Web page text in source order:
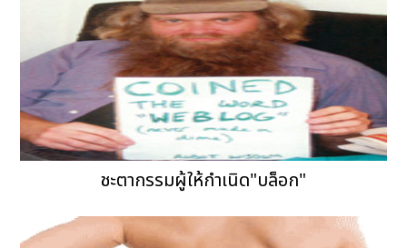
ชะตากรรมผู้ให้กำเนิด"บล็อก"